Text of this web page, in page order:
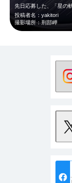
投稿者名：yakitori
撮影場所：刑部岬